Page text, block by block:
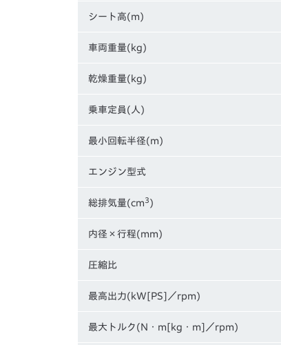
シート高(m)
車両重量(kg)
乾燥重量(kg)
乗車定員(人)
最小回転半径(m)
エンジン型式
総排気量(cm 3 )
内径×行程(mm)
圧縮比
最高出力(kW[PS]／rpm)
最大トルク(N・m[kg・m]／rpm)